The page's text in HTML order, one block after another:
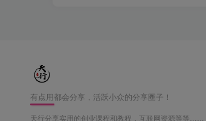
有点用都会分享，活跃小众的分享圈子！
天行分享实用的创业课程和教程，互联网资源等等……